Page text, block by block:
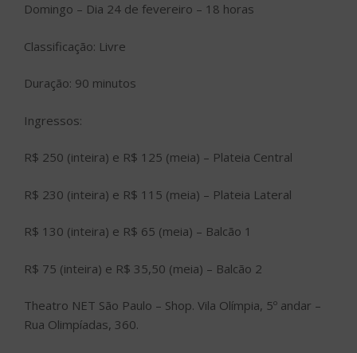
Domingo – Dia 24 de fevereiro – 18 horas
Classificação: Livre
Duração: 90 minutos
Ingressos:
R$ 250 (inteira) e R$ 125 (meia) – Plateia Central
R$ 230 (inteira) e R$ 115 (meia) – Plateia Lateral
R$ 130 (inteira) e R$ 65 (meia) – Balcão 1
R$ 75 (inteira) e R$ 35,50 (meia) – Balcão 2
Theatro NET São Paulo – Shop. Vila Olímpia, 5º andar –
Rua Olimpíadas, 360.